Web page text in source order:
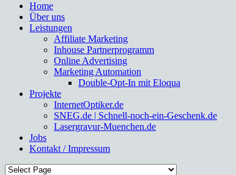
Home
Über uns
Leistungen
Affiliate Marketing
Inhouse Partnerprogramm
Online Advertising
Marketing Automation
Double-Opt-In mit Eloqua
Projekte
InternetOptiker.de
SNEG.de | Schnell-noch-ein-Geschenk.de
Lasergravur-Muenchen.de
Jobs
Kontakt / Impressum